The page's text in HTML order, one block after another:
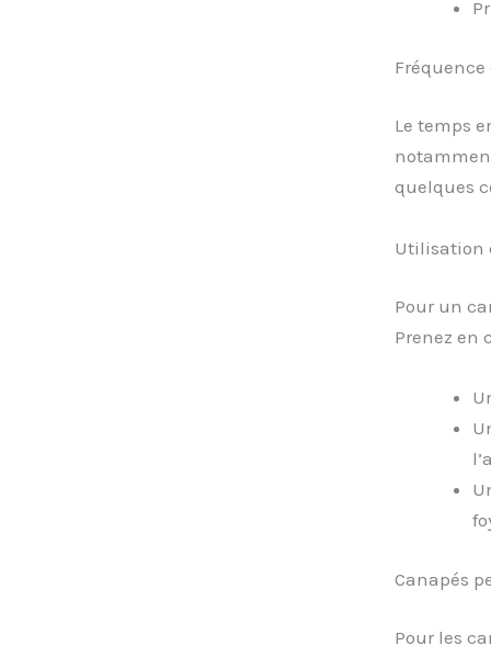
Le temps
quelques
Utilisation
Pour un
Prenez en
Canapés
Pour les